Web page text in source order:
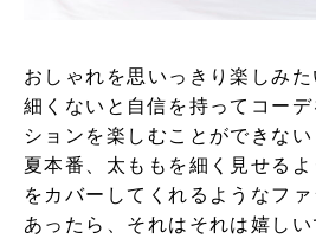
おしゃれを思いっきり楽しみ
細くないと自信を持ってコー
ションを楽しむことができない
夏本番、太ももを細く見せる
をカバーしてくれるようなフ
あったら、それはそれは嬉し